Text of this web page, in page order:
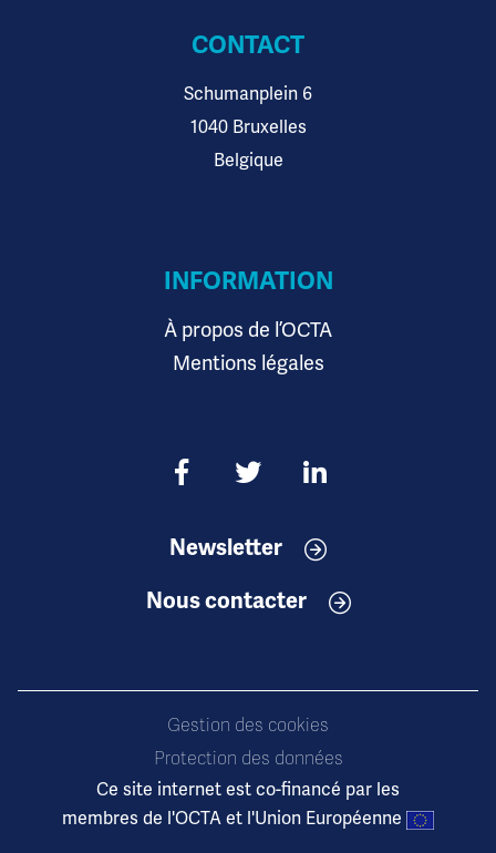
CONTACT
Schumanplein 6
1040 Bruxelles
Belgique
INFORMATION
À propos de l’OCTA
Mentions légales
Newsletter
Nous contacter
Gestion des cookies
Protection des données
Ce site internet est co-financé par les
membres de l'OCTA et l'Union Européenne